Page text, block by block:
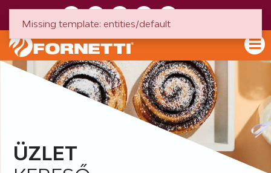
ÜZLET
Missing template: entities/default